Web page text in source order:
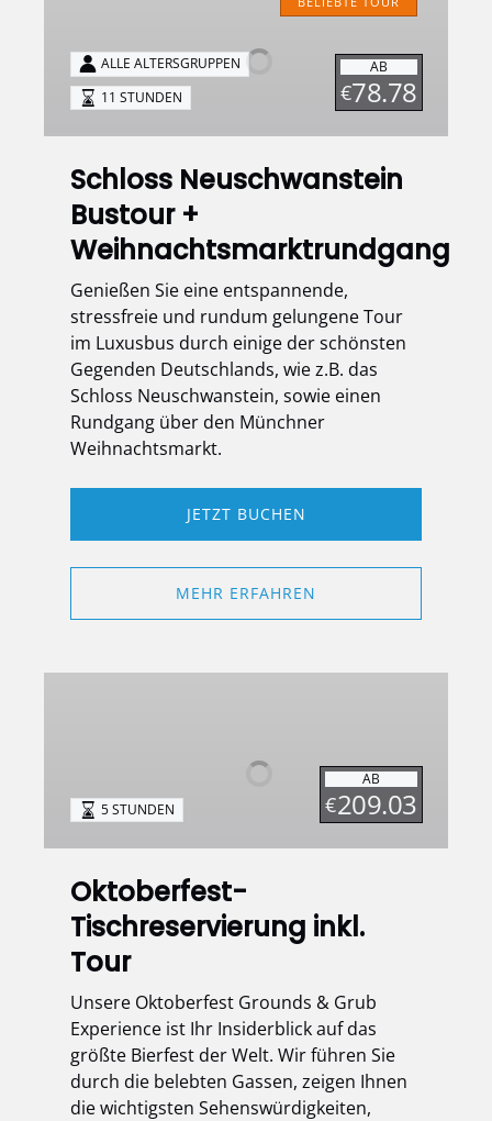
Weihnachtsmarktrundgang
AB
€78.78
ALLE ALTERSGRUPPEN
11 STUNDEN
Schloss Neuschwanstein
Bustour +
Weihnachtsmarktrundgang
Genießen Sie eine entspannende,
stressfreie und rundum gelungene Tour
im Luxusbus durch einige der schönsten
Gegenden Deutschlands, wie z.B. das
Schloss Neuschwanstein, sowie einen
Rundgang über den Münchner
Weihnachtsmarkt.
JETZT BUCHEN
MEHR ERFAHREN
AB
€209.03
5 STUNDEN
Oktoberfest-
Tischreservierung inkl.
Tour
Unsere Oktoberfest Grounds & Grub
Experience ist Ihr Insiderblick auf das
größte Bierfest der Welt. Wir führen Sie
durch die belebten Gassen, zeigen Ihnen
die wichtigsten Sehenswürdigkeiten,